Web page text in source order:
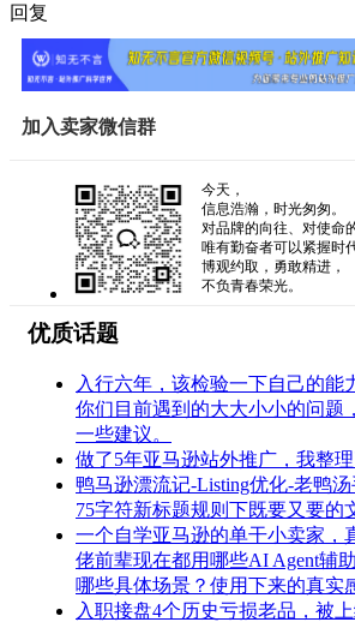
回复
加入卖家微信群
今天，
信息浩瀚，时光匆匆。
对品牌的向往、对使命
唯有勤奋者可以紧握时
博观约取，勇敢精进，
不负青春荣光。
优质话题
入行六年，该检验一下自己的能
你们目前遇到的大大小小的问题
一些建议。
做了5年亚马逊站外推广，我整
鸭马逊漂流记-Listing优化-老鸭
75字符新标题规则下既要又要的
一个自学亚马逊的单干小卖家，
佬前辈现在都用哪些AI Agent辅
哪些具体场景？使用下来的真实
入职接盘4个历史亏损老品，被